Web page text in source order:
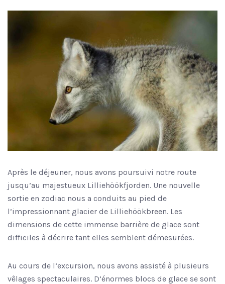
Après le déjeuner, nous avons poursuivi notre route
jusqu’au majestueux Lilliehöökfjorden. Une nouvelle
sortie en zodiac nous a conduits au pied de
l’impressionnant glacier de Lilliehöökbreen. Les
dimensions de cette immense barrière de glace sont
difficiles à décrire tant elles semblent démesurées.
Au cours de l’excursion, nous avons assisté à plusieurs
vêlages spectaculaires. D’énormes blocs de glace se sont